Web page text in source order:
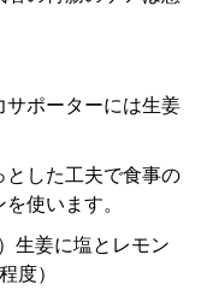
サポーターには生姜
とした工夫で食事の
使います。
生姜に塩とレモン
度）